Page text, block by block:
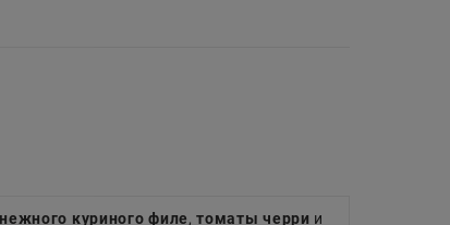
нежного куриного филе,томаты черри и